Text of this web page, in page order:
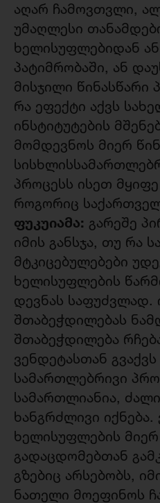
აღარ ჩამოვთვლი,
უმაღლესი
ხელისუფლებიდან ან
პატიმრობაში, ან
მისჯილი წინასწარი
რა ეფექტი აქვს
ინსტიტუტების
მომდევნოს მიერ
პროცესს ისეთ
როგორიც
ფუკუიამა: გარეშე
იმის განსჯა, თუ რა
მტკიცებულებები
ხელისუფლების
დევნას საფუძვლად.
შთაბეჭდილებას
შთაბეჭდილება
ვენდეტასთან
სამართლებრივი
სამართლიანია,
ხანგრძლივი
ხელისუფლების
გადაცდომებთან
გზებიც არსებობს,
ნათელი მოეფინოს